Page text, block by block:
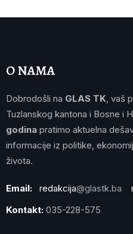
O NAMA
Dobrodošli na GLAS TK , vaš
Tuzlanskog kantona i Bosne i
godina pratimo aktuelna
informacije iz politike,
života.
Email: redakcija@glastk.ba
Kontakt: 035-228-575